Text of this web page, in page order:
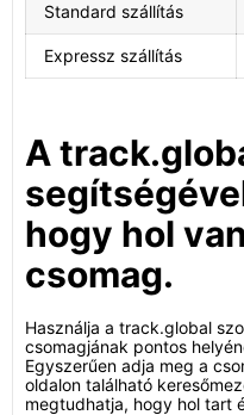
Standard szállítás
Expressz szállítás
A
hogy hol
csomag.
Használja a track.global
csomagjának pontos
Egyszerűen adja meg a
oldalon található
megtudhatja, hogy hol tart